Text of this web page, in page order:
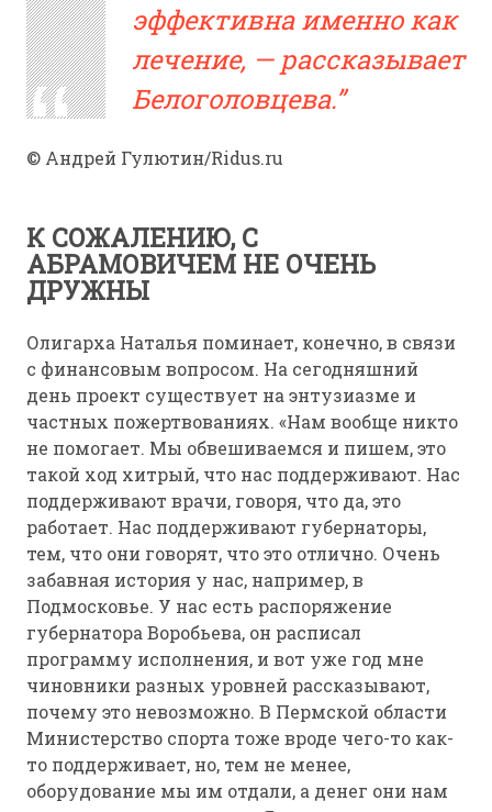
эффективна именно как
лечение, — рассказывает
Белоголовцева.
© Андрей Гулютин/Ridus.ru
К СОЖАЛЕНИЮ, С
АБРАМОВИЧЕМ НЕ ОЧЕНЬ
ДРУЖНЫ
Олигарха Наталья поминает, конечно, в связи
с финансовым вопросом. На сегодняшний
день проект существует на энтузиазме и
частных пожертвованиях. «Нам вообще никто
не помогает. Мы обвешиваемся и пишем, это
такой ход хитрый, что нас поддерживают. Нас
поддерживают врачи, говоря, что да, это
работает. Нас поддерживают губернаторы,
тем, что они говорят, что это отлично. Очень
забавная история у нас, например, в
Подмосковье. У нас есть распоряжение
губернатора Воробьева, он расписал
программу исполнения, и вот уже год мне
чиновники разных уровней рассказывают,
почему это невозможно. В Пермской области
Министерство спорта тоже вроде чего-то как-
то поддерживает, но, тем не менее,
оборудование мы им отдали, а денег они нам